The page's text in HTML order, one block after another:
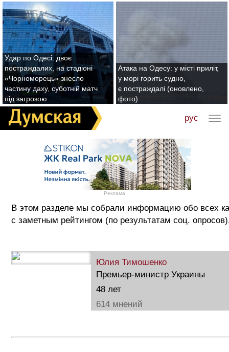
Удар по Одесі: двоє
постраждалих, на стадіоні
«Чорноморець» знесло
частину даху, суботній матч
під загрозою
Атака на Одесу: у місті приліт,
у морі горить судно,
є постраждалі (оновлено,
фото)
рус
Реклама
В этом разделе мы собрали информацию обо всех
с заметным рейтингом (по результатам соц.
Юлия Тимошенко
Премьер-министр Украины
48 лет
614 мнений